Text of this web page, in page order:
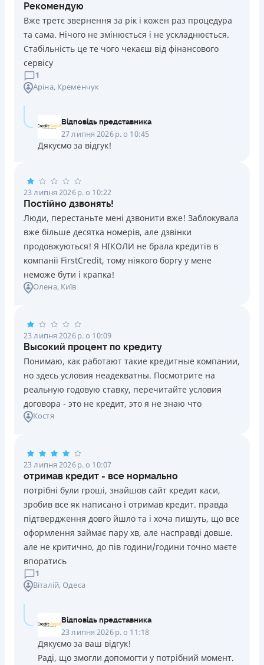
Рекомендую
Вже третє звернення за рік і кожен раз процедура
та сама. Нічого не змінюється і не ускладнюється.
Стабільність це те чого чекаєш від фінансового
сервісу
1
Аріна, Кременчук
Відповідь представника
27 липня 2026 р. о 10:45
Дякуємо за відгук!
23 липня 2026 р. о 10:22
Постійно дзвонять!
Люди, перестаньте мені дзвонити вже! Заблокувала
вже більше десятка номерів, але дзвінки
продовжуються! Я НІКОЛИ не брала кредитів в
компанії FirstCredit, тому ніякого боргу у мене
неможе бути і крапка!
Олена, Київ
23 липня 2026 р. о 10:09
Высокий процент по кредиту
Понимаю, как работают такие кредитные компании,
но здесь условия неадекватны. Посмотрите на
реальную годовую ставку, перечитайте условия
договора - это не кредит, это я не знаю что
Костя
23 липня 2026 р. о 10:07
отримав кредит - все нормально
потрібні були гроші, знайшов сайт кредит каси,
зробив все як написано і отримав кредит. правда
підтвердження довго йшло та і хоча пишуть, що все
оформлення займає пару хв, але насправді довше.
але не критично, до пів години/години точно маєте
впоратись
1
Віталій, Одеса
Відповідь представника
23 липня 2026 р. о 11:18
Дякуємо за ваш відгук!
Раді, що змогли допомогти у потрібний момент.